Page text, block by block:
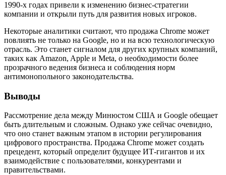
1990-х годах привели к изменению бизнес-стратегии
компании и открыли путь для развития новых игроков.
Некоторые аналитики считают, что продажа Chrome может
повлиять не только на Google, но и на всю технологическую
отрасль. Это станет сигналом для других крупных компаний,
таких как Amazon, Apple и Meta, о необходимости более
прозрачного ведения бизнеса и соблюдения норм
антимонопольного законодательства.
Выводы
Рассмотрение дела между Минюстом США и Google обещает
быть длительным и сложным. Однако уже сейчас очевидно,
что оно станет важным этапом в истории регулирования
цифрового пространства. Продажа Chrome может создать
прецедент, который определит будущее ИТ-гигантов и их
взаимодействие с пользователями, конкурентами и
правительствами.